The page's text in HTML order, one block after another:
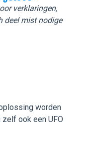
verklaringen,
deel mist nodige
worden
zelf ook een UFO